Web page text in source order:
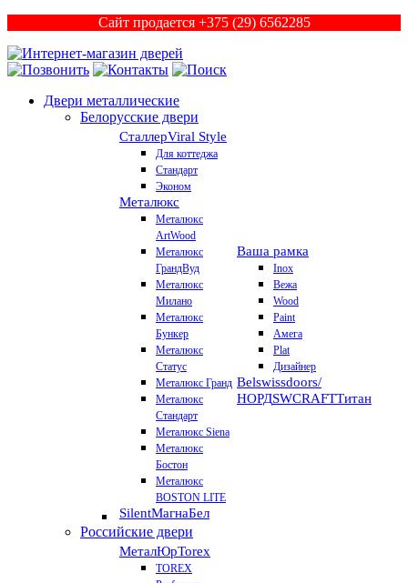
Сайт продается +375 (29) 6562285
Двери металлические
Белорусские двери
СталлерViral Style
Для коттеджа
Стандарт
Эконом
Металюкс
Металюкс
ArtWood
Металюкс
ГрандВуд
Металюкс
Милано
Металюкс
Бункер
Металюкс
Статус
Металюкс Гранд
Металюкс
Стандарт
Металюкс Siena
Металюкс
Бостон
Металюкс
BOSTON LITE
SilentМагнаБел
Ваша рамка
Inox
Вежа
Wood
Paint
Амега
Plat
Дизайнер
Belswissdoors/
НОРДSWCRAFTТитан
Российские двери
МеталЮрTorex
TOREX